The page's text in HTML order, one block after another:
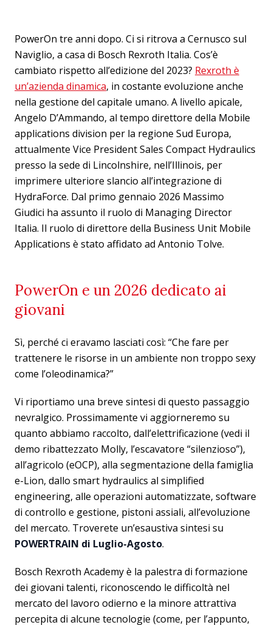
PowerOn tre anni dopo. Ci si ritrova a Cernusco sul
Naviglio, a casa di Bosch Rexroth Italia. Cos’è
cambiato rispetto all’edizione del 2023? Rexroth è
un’azienda dinamica, in costante evoluzione anche
nella gestione del capitale umano. A livello apicale,
Angelo D’Ammando, al tempo direttore della Mobile
applications division per la regione Sud Europa,
attualmente Vice President Sales Compact Hydraulics
presso la sede di Lincolnshire, nell’Illinois, per
imprimere ulteriore slancio all’integrazione di
HydraForce. Dal primo gennaio 2026 Massimo
Giudici ha assunto il ruolo di Managing Director
Italia. Il ruolo di direttore della Business Unit Mobile
Applications è stato affidato ad Antonio Tolve.
PowerOn e un 2026 dedicato ai
giovani
Sì, perché ci eravamo lasciati così: “Che fare per
trattenere le risorse in un ambiente non troppo sexy
come l’oleodinamica?”
Vi riportiamo una breve sintesi di questo passaggio
nevralgico. Prossimamente vi aggiorneremo su
quanto abbiamo raccolto, dall’elettrificazione (vedi il
demo ribattezzato Molly, l’escavatore “silenzioso”),
all’agricolo (eOCP), alla segmentazione della famiglia
e-Lion, dallo smart hydraulics al simplified
engineering, alle operazioni automatizzate, software
di controllo e gestione, pistoni assiali, all’evoluzione
del mercato. Troverete un’esaustiva sintesi su
POWERTRAIN di Luglio-Agosto.
Bosch Rexroth Academy è la palestra di formazione
dei giovani talenti, riconoscendo le difficoltà nel
mercato del lavoro odierno e la minore attrattiva
percepita di alcune tecnologie (come, per l’appunto,